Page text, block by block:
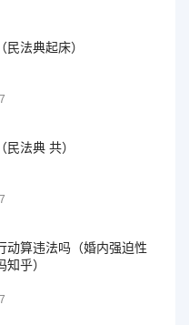
民法典起床）
民法典 共）
动算违法吗（婚内强迫性
乎）